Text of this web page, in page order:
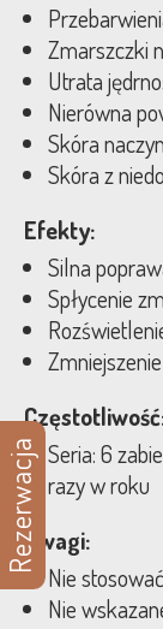
Zmarszczki
Utrata
Nierówna
Skóra
Skóra z
Efekty:
Silna
Spłycenie
Seria: 6
razy w roku
Uwagi:
Nie
Nie
Rezerwacja